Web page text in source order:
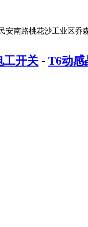
安南路桃花沙工业区乔
工开关 - T6动感